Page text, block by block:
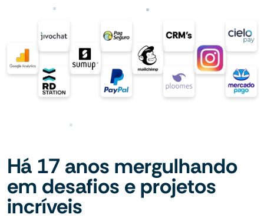
Há 17 anos mergulhando
em desafios e projetos
incríveis